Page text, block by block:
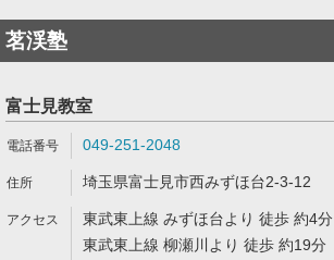
茗渓塾
富士見教室
049-251-2048
埼玉県富士見市西みずほ台2-3-12
東武東上線 みずほ台より 徒歩 約4分
東武東上線 柳瀬川より 徒歩 約19分